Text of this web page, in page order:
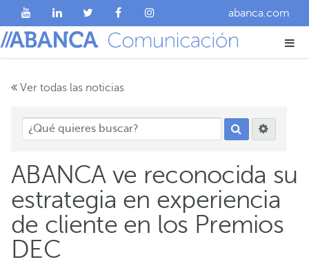
abanca.com
Ver todas las noticias
ABANCA ve reconocida su
estrategia en experiencia
de cliente en los Premios
DEC